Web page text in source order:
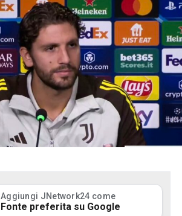
Aggiungi JNetwork24 come
Fonte preferita su Google